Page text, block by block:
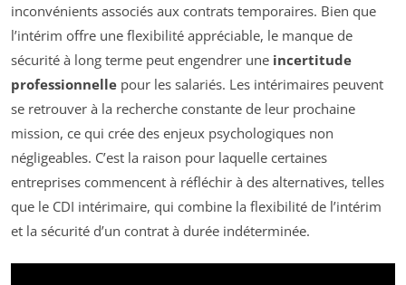
inconvénients associés aux contrats temporaires. Bien que
l’intérim offre une flexibilité appréciable, le manque de
sécurité à long terme peut engendrer une incertitude
professionnelle pour les salariés. Les intérimaires peuvent
se retrouver à la recherche constante de leur prochaine
mission, ce qui crée des enjeux psychologiques non
négligeables. C’est la raison pour laquelle certaines
entreprises commencent à réfléchir à des alternatives, telles
que le CDI intérimaire, qui combine la flexibilité de l’intérim
et la sécurité d’un contrat à durée indéterminée.